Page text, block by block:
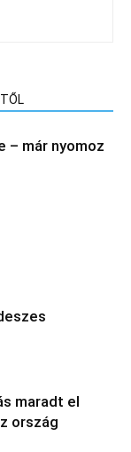
– már nyomoz
maradt el
ország